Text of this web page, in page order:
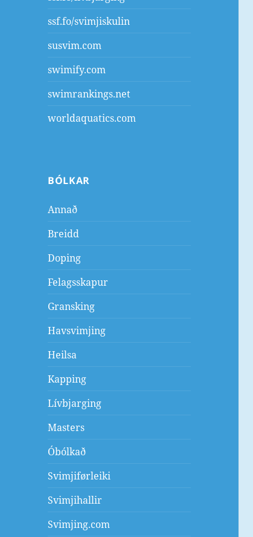
ssf.fo/svimjiskulin
susvim.com
swimify.com
swimrankings.net
worldaquatics.com
BÓLKAR
Annað
Breidd
Doping
Felagsskapur
Gransking
Havsvimjing
Heilsa
Kapping
Lívbjarging
Masters
Óbólkað
Svimjiførleiki
Svimjihallir
Svimjing.com